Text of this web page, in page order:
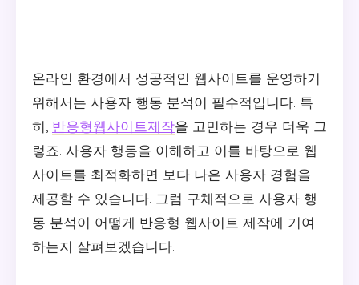
온라인 환경에서 성공적인 웹사이트를 운영하기
위해서는 사용자 행동 분석이 필수적입니다. 특
히, 반응형웹사이트제작을 고민하는 경우 더욱 그
렇죠. 사용자 행동을 이해하고 이를 바탕으로 웹
사이트를 최적화하면 보다 나은 사용자 경험을
제공할 수 있습니다. 그럼 구체적으로 사용자 행
동 분석이 어떻게 반응형 웹사이트 제작에 기여
하는지 살펴보겠습니다.